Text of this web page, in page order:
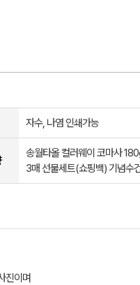
자수, 나염 인쇄가능
송월타올 컬러웨이 코마사
3매 선물세트(쇼핑백) 기념수
진이며